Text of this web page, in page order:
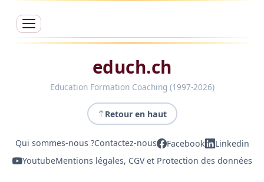
educh.ch
Education Formation Coaching (1997-2026)
Retour en haut
Qui sommes-nous ?Contactez-nous Facebook
Linkedin
YoutubeMentions légales, CGV et Protection des données